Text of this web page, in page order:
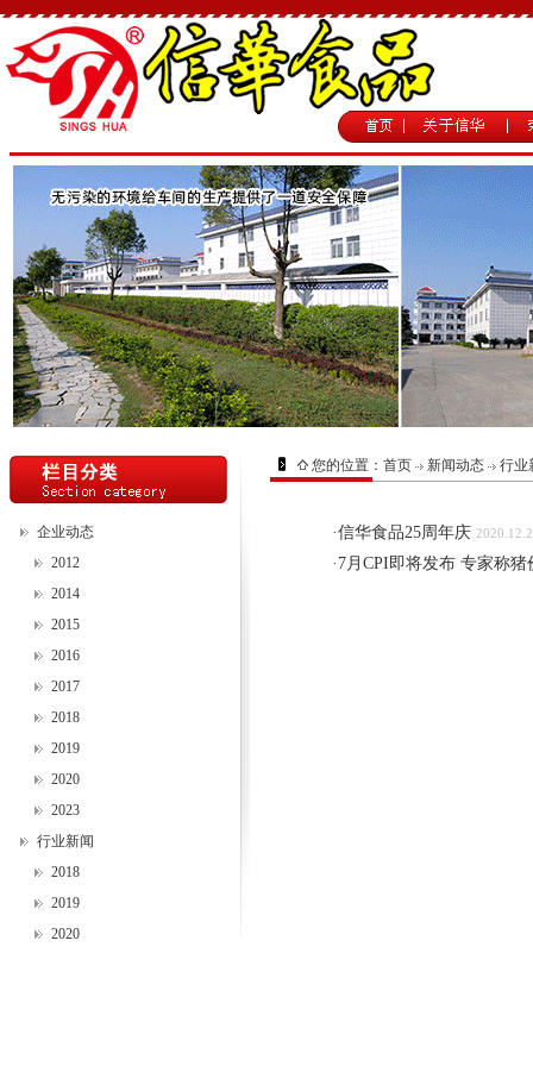
企业动态
2012
2014
2015
2016
2017
2018
2019
2020
2023
行业新闻
2018
2019
2020
您的位置： 首页 新闻动态 行业
·信华食品25周年庆
· 7月CPI即将发布 专家称